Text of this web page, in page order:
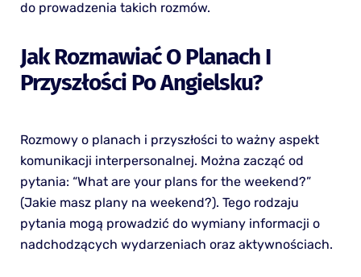
do prowadzenia takich rozmów.
Jak Rozmawiać O Planach I
Przyszłości Po Angielsku?
Rozmowy o planach i przyszłości to ważny aspekt
komunikacji interpersonalnej. Można zacząć od
pytania: “What are your plans for the weekend?”
(Jakie masz plany na weekend?). Tego rodzaju
pytania mogą prowadzić do wymiany informacji o
nadchodzących wydarzeniach oraz aktywnościach.